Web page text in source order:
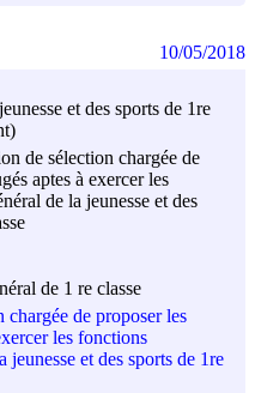
et des sports de 1re
de sélection chargée de
aptes à exercer les
de la jeunesse et des
de 1 re classe
de proposer les
les fonctions
jeunesse et des sports de 1re
10/05/2018